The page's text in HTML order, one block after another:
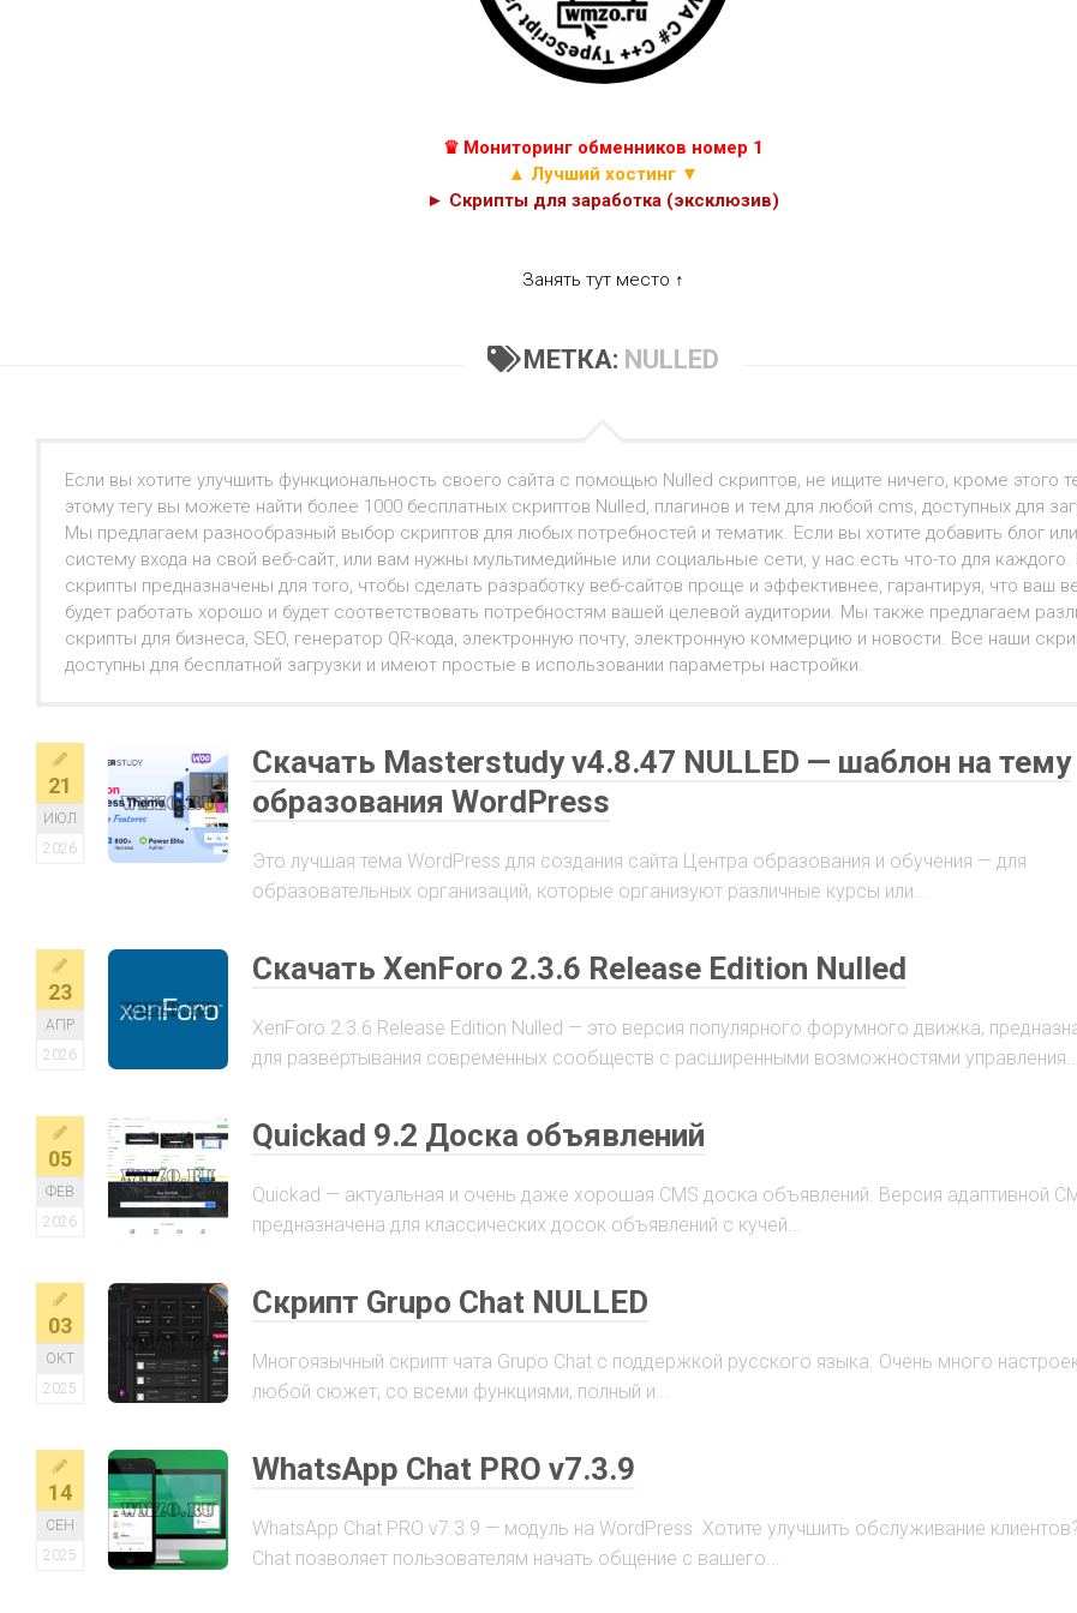
ИГР
СКРИПТЫ
ЭКОНОМИЧЕСКИХ
♛ Мониторинг обменников номер 1
▲ Лучший хостинг ▼
► Скрипты для заработка (эксклюзив)
Занять тут место ↑
МЕТКА: NULLED
Если вы хотите улучшить функциональность своего сайта с помощью Nulled скриптов, не ищите ничего, кроме этого
этому тегу вы можете найти более 1000 бесплатных скриптов Nulled, плагинов и тем для любой cms, доступных для
Мы предлагаем разнообразный выбор скриптов для любых потребностей и тематик. Если вы хотите добавить блог или
систему входа на свой веб-сайт, или вам нужны мультимедийные или социальные сети, у нас есть что-то для
скрипты предназначены для того, чтобы сделать разработку веб-сайтов проще и эффективнее, гарантируя, что ваш
будет работать хорошо и будет соответствовать потребностям вашей целевой аудитории. Мы также предлагаем
скрипты для бизнеса, SEO, генератор QR-кода, электронную почту, электронную коммерцию и новости. Все наши
доступны для бесплатной загрузки и имеют простые в использовании параметры настройки.
21
ИЮЛ
2026
Скачать Masterstudy v4.8.47 NULLED — шаблон на тему
образования WordPress
Это лучшая тема WordPress для создания сайта Центра образования и обучения — для
образовательных организаций, которые организуют различные курсы или...
23
АПР
2026
Скачать XenForo 2.3.6 Release Edition Nulled
XenForo 2.3.6 Release Edition Nulled — это версия популярного форумного движка,
для развёртывания современных сообществ с расширенными возможностями управления...
05
ФЕВ
2026
Quickad 9.2 Доска объявлений
Quickad — актуальная и очень даже хорошая CMS доска объявлений. Версия адаптивной
предназначена для классических досок объявлений с кучей...
03
ОКТ
2025
Скрипт Grupo Chat NULLED
Многоязычный скрипт чата Grupo Chat с поддержкой русского языка. Очень много
любой сюжет, со всеми функциями, полный и...
14
СЕН
2025
WhatsApp Chat PRO v7.3.9
WhatsApp Chat PRO v7.3.9 — модуль на WordPress. Хотите улучшить обслуживание
Chat позволяет пользователям начать общение с вашего...